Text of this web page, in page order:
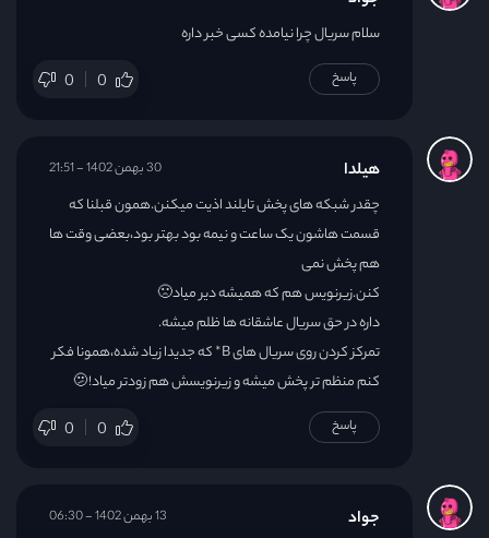
سلام سریال چرا نیامده کسی خبر داره
0 0 پاسخ
هیلدا
چقدر شبکه های پخش تایلند اذیت میکنن.همون قبلنا که
قسمت هاشون یک ساعت و نیمه بود بهتر بود،بعضی وقت ها
هم پخش نمی
کنن.زیرنویس هم که همیشه دیر میاد🙁
داره در حق سریال عاشقانه ها ظلم میشه.
تمرکز کردن روی سریال های B* که جدیدا زیاد شده،همونا فکر
کنم منظم تر پخش میشه و زیرنویسش هم زودتر میاد!🫤
0 0
30 بهمن 1402 - 21:51
پاسخ
جواد 13 بهمن 1402 - 06:30